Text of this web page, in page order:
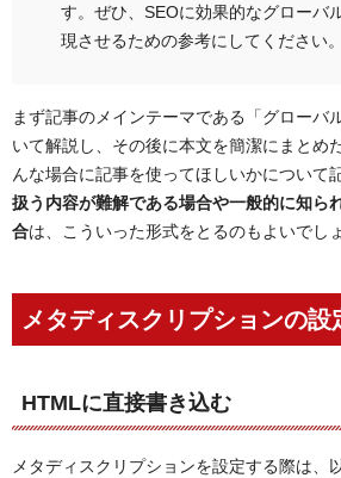
す。ぜひ、SEOに効果的なグローバ
現させるための参考にしてください。
まず記事のメインテーマである「グローバ
いて解説し、その後に本文を簡潔にまとめ
んな場合に記事を使ってほしいかについて
扱う内容が難解である場合や一般的に知ら
合は、こういった形式をとるのもよいでしょ
メタディスクリプションの設
HTMLに直接書き込む
メタディスクリプションを設定する際は、